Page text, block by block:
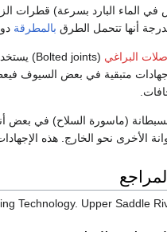
الماء البارد بسرعة) قطرات
أنها تتحمل الطرق بالمطرقة
البراغي (Bolted joints) يستخدم الإجهاد المتبقي لتجنب تعرض
متبقية في بعض السيوف
(ماسورة السلاح) في بعض
الأخرى نحو الخارج. هذه
Technology. Upper Saddle